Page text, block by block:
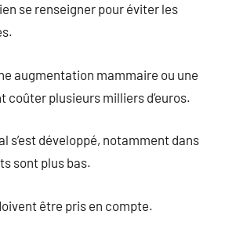
se renseigner pour éviter les
augmentation mammaire ou une
coûter plusieurs milliers d’euros.
s’est développé, notamment dans
sont plus bas.
être pris en compte.